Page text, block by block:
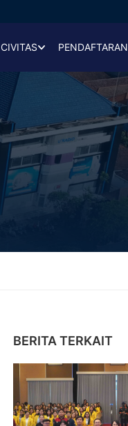
CIVITAS PENDAFTARAN
BERITA TERKAIT